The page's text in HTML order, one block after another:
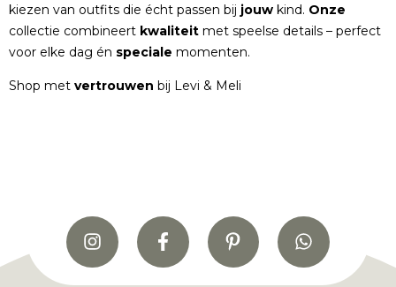
kiezen van outfits die écht passen bij jouw kind. Onze
collectie combineert kwaliteit met speelse details – perfect
voor elke dag én speciale momenten.
Shop met vertrouwen bij Levi & Meli